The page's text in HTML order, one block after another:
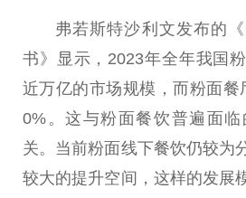
弗若斯特沙利文发布的《
书》显示，2023年全年我国
近万亿的市场规模，而粉面餐
0%。这与粉面餐饮普遍面
关。当前粉面线下餐饮仍较为
较大的提升空间，这样的发展